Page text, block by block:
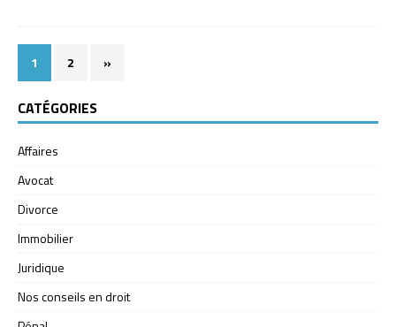
1 2 »
CATÉGORIES
Affaires
Avocat
Divorce
Immobilier
Juridique
Nos conseils en droit